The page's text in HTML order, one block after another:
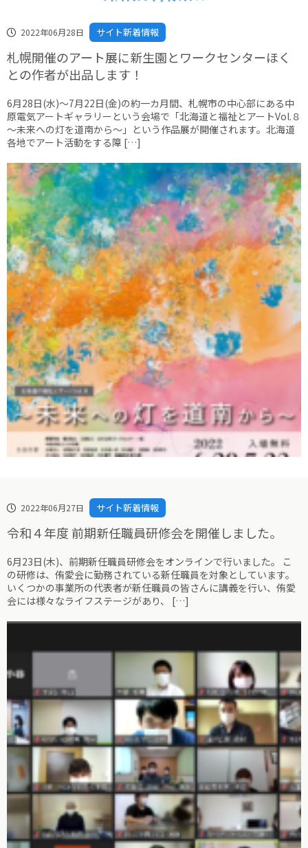
2022年06月28日 サイト新着情報
札幌開催のアート展に新生園とワークセンターほく
との作者が出品します！
6月28日(水)～7月22日(金)の約一カ月間、札幌市の中心部にある中
原電気アートギャラリーという会場で「北海道と福祉とアートVol.８
～未来への灯を道南から～」という作品展が開催されます。北海道
各地でアート活動をする障 […]
2022年06月27日 サイト新着情報
令和４年度 前期新任職員研修会を開催しました。
6月23日(木)、前期新任職員研修会をオンラインで行いました。 こ
の研修は、侑愛会に勤務されている新任職員を対象としています。
いくつかの事業所の代表者が新任職員の皆さんに講義を行い、侑愛
会には様々なライフステージがあり、 […]